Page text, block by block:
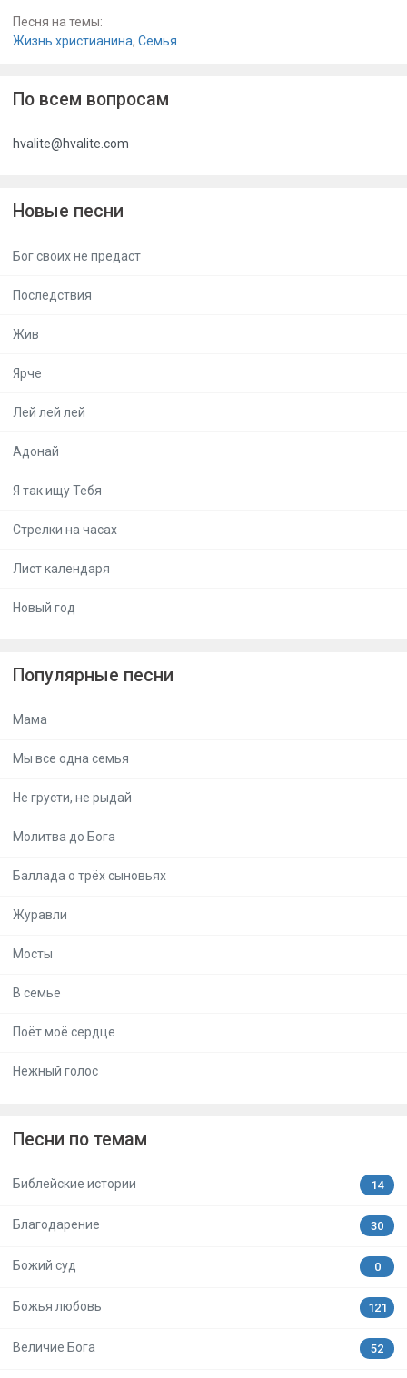
Песня на темы:
Жизнь христианина, Семья
По всем вопросам
hvalite@hvalite.com
Новые песни
Бог своих не предаст
Последствия
Жив
Ярче
Лей лей лей
Адонай
Я так ищу Тебя
Стрелки на часах
Лист календаря
Новый год
Популярные песни
Мама
Мы все одна семья
Не грусти, не рыдай
Молитва до Бога
Баллада о трёх сыновьях
Журавли
Мосты
В семье
Поёт моё сердце
Нежный голос
Песни по темам
Библейские истории 14
Благодарение 30
Божий суд 0
Божья любовь 121
Величие Бога 52